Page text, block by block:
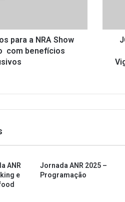
para a NRA Show
com benefícios
Roda
ANR
e
Jornada ANR 2025 –
Programação